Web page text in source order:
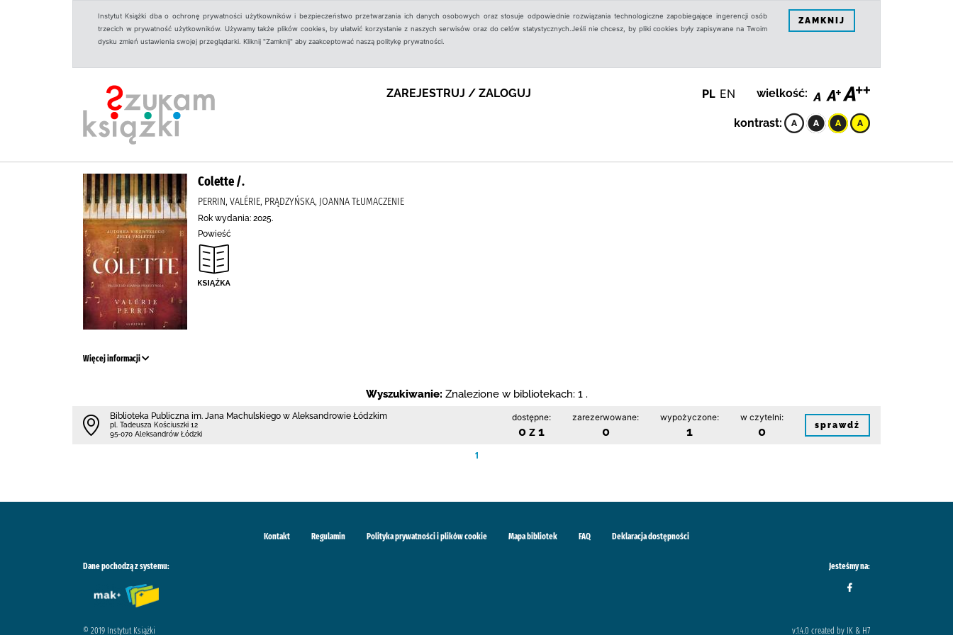
Instytut Książki dba o ochronę prywatności użytkowników i bezpieczeństwo przetwarzania ich danych osobowych oraz stosuje odpowiednie rozwiązania technologiczne zapobiegające ingerencji osób
trzecich w prywatność użytkowników. Używamy także plików cookies, by ułatwić korzystanie z naszych serwisów oraz do celów statystycznych.Jeśli nie chcesz, by pliki cookies były zapisywane na Twoim
dysku zmień ustawienia swojej przeglądarki. Kliknij "Zamknij" aby zaakceptować naszą politykę prywatności.
ZAMKNIJ
ZAREJESTRUJ / ZALOGUJ PL EN wielkość:
kontrast:
Colette /.
PERRIN, VALÉRIE, PRĄDZYŃSKA, JOANNA TŁUMACZENIE
Rok wydania: 2025.
Powieść
Więcej informacji
Wyszukiwanie: Znalezione w bibliotekach: 1 .
Biblioteka Publiczna im. Jana Machulskiego w Aleksandrowie Łódzkim
pl. Tadeusza Kościuszki 12
95-070 Aleksandrów Łódzki
dostępne:
0 z 1
zarezerwowane:
0
wypożyczone:
1
w czytelni:
0 sprawdź
1
Kontakt Regulamin Polityka prywatności i plików cookie Mapa bibliotek FAQ Deklaracja dostępności
Dane pochodzą z systemu: Jesteśmy na:
© 2019 Instytut Książki v.1.4.0 created by IK & H7